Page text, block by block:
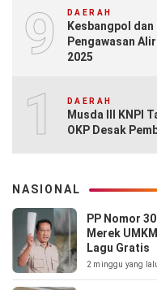
9 DAERAH
Kesbangpol
Pengawasan
2025
10DAERAH
Musda III KNPI
OKP Desak
NASIONAL
PP Nomor
Merek
Lagu Gratis
2 minggu yang